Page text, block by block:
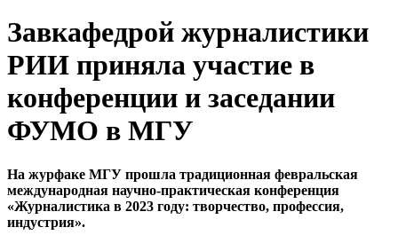
Завкафедрой журналистики
РИИ приняла участие в
конференции и заседании
ФУМО в МГУ
На журфаке МГУ прошла традиционная февральская
международная научно-практическая конференция
«Журналистика в 2023 году: творчество, профессия,
индустрия».